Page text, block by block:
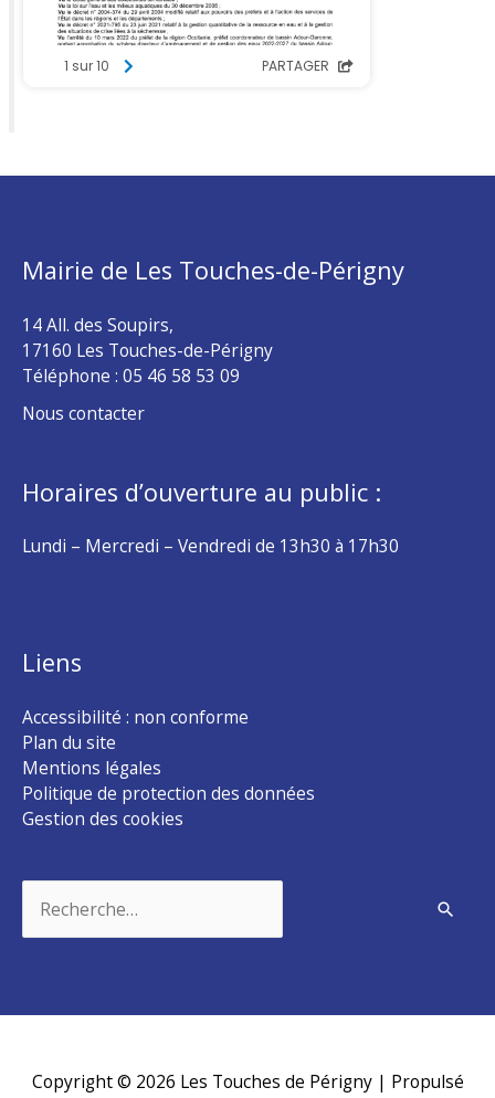
Mairie de Les Touches-de-Périgny
14 All. des Soupirs,
17160 Les Touches-de-Périgny
Téléphone : 05 46 58 53 09
Nous contacter
Horaires d’ouverture au public :
Lundi – Mercredi – Vendredi de 13h30 à 17h30
Liens
Accessibilité : non conforme
Plan du site
Mentions légales
Politique de protection des données
Gestion des cookies
Copyright © 2026 Les Touches de Périgny| Propulsé